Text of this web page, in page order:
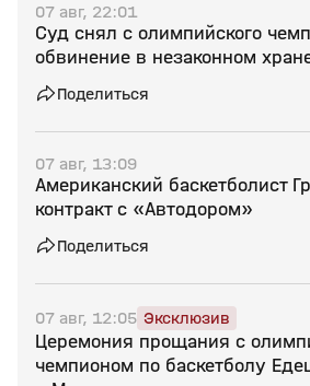
07 авг, 22:01
Суд снял с олимпийского
обвинение в незаконном
Поделиться
07 авг, 13:09
Американский баскетболист
контракт с «Автодором»
Поделиться
07 авг, 12:05 Эксклюзив
Церемония прощания с
чемпионом по баскетболу